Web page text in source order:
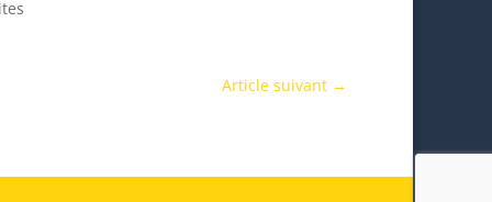
Article suivant →